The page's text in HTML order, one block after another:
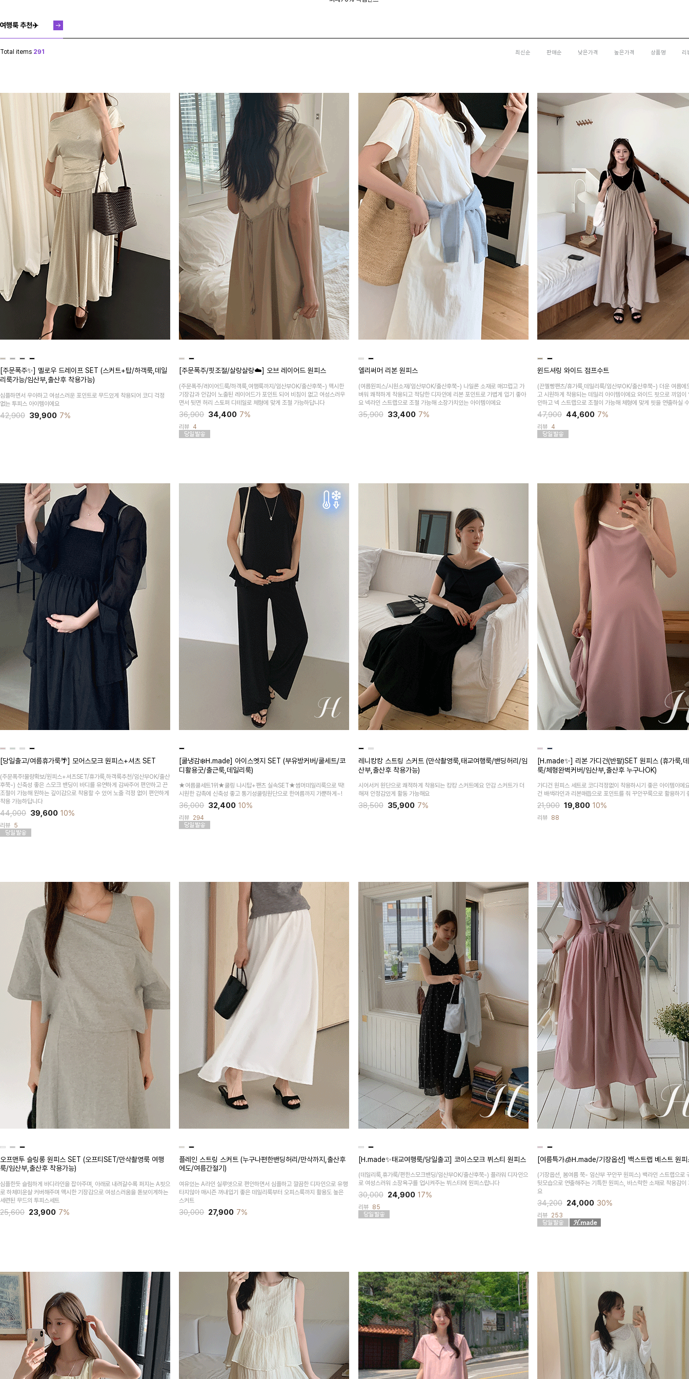
여행룩 추천✈️
Total items 291 최신순 판매순 낮은가격 높은가격 상품명 리
[주문폭주✨] 멜로우 드레이프 SET (스커트+탑/하객룩,데일
리룩가능/임산부,출산후 착용가능)
심플하면서 우아하고 여성스러운 포인트로 무드있게 착용되어 코디 걱정
없는 투피스 아이템이에요
42,900 39,900 7%
[주문폭주/핏조절/살랑살랑☁️] 오브 레이어드 원피스
(주문폭주/레이어드룩/하객룩,여행룩까지/임산부OK/출산후쭉-) 맥시한
기장감과 안감이 노출된 레이어드가 포인트 되어 비침이 없고 여성스러우
면서 뒷면 허리 스토퍼 디테일로 체형에 맞게 조절 가능하답니다
36,900 34,400 7%
리뷰 4
엘리써머 리본 원피스
(여름원피스/시원소재/임산부OK/출산후쭉-) 나일론 소재로 매끄럽고 가
벼워 쾌적하게 착용되고 적당한 디자인에 리본 포인트로 가볍게 입기 좋아
요 넥라인 스트랩으로 조절 가능해 소장가치있는 아이템이에요
35,900 33,400 7%
윈드셔링 와이드 점프수트
(끈멜빵팬츠/휴가룩,데일리룩/임산부OK/출산후쭉-) 더운 여름에
고 시원하게 착용되는 데일리 아이템이에요 와이드 핏으로 끼임이
안하고 넥 스트랩으로 조절이 가능해 체형에 맞게 핏을 연출하실
47,900 44,600 7%
리뷰 4
[당일출고/여름휴가룩🌴] 모어스모크 원피스+셔츠 SET
(주문폭주!물량확보/원피스+셔츠SET/휴가룩,하객룩추천/임산부OK/출산
후쭉-) 신축성 좋은 스모크 밴딩이 바디를 유연하게 감싸주어 편안하고 끈
조절이 가능해 원하는 깊이감으로 착용할 수 있어 노출 걱정 없이 편안하게
착용 가능하답니다
44,000 39,600 10%
리뷰 5
[쿨냉감❄️H.made] 아이스엣지 SET (부유방커버/쿨세트/코
디활용굿/출근룩,데일리룩)
★여름쿨세트1위★쿨링 나시탑+팬츠 실속SET★썸머데일리룩으로 딱!
시원한 감촉에 신축성 좋고 통기성쿨링원단으로 한여름까지 가뿐하게~!
36,000 32,400 10%
리뷰 294
레니캉캉 스트링 스커트 (만삭촬영룩,태교여행룩/밴딩허리/임
산부,출산후 착용가능)
시어서커 원단으로 쾌적하게 착용되는 캉캉 스커트예요 안감 스커트가 더
해져 안정감있게 활동 가능해요
38,500 35,900 7%
[H.made✨] 리본 가디건(반팔)SET 원피스 (휴가룩,
룩/체형완벽커버/임산부,출산후 누구나OK)
가디건 원피스 세트로 코디걱정없이 착용하시기 좋은 아이템이에
건 배색라인과 리본매듭으로 포인트를 줘 꾸안꾸룩으로 활용하기
21,900 19,800 10%
리뷰 88
오프맨투 슬링롱 원피스 SET (오프티SET/만삭촬영룩 여행
룩/임산부,출산후 착용가능)
심플한듯 슬림하게 바디라인을 잡아주며, 아래로 내려갈수록 퍼지는 A핏으
로 하체미운살 커버해주며 맥시한 기장감으로 여성스러움을 돋보이게하는
세련된 무드의 투피스세트
25,600 23,900 7%
플레인 스트링 스커트 (누구나편한밴딩허리/만삭까지,출산후
에도/여름간절기)
여유있는 A라인 실루엣으로 편안하면서 심플하고 깔끔한 디자인으로 유행
타지않아 매시즌 꺼내입기 좋은 데일리룩부터 오피스룩까지 활용도 높은
스커트
30,000 27,900 7%
[H.made✨태교여행룩/당일출고] 코이스모크 뷔스티 원피스
(데일리룩,휴가룩/편한스모크밴딩/임산부OK/출산후쭉-) 플라워 디자인으
로 여성스러워 소장욕구를 업시켜주는 뷔스티에 원피스랍니다
30,000 24,900 17%
리뷰 85
[여름특가🧊H.made/기장옵션] 백스트랩 베스트 원피
(기장옵션, 봄여름 쭉- 임산부 꾸안꾸 원피스) 백라인 스트랩으로
뒷모습으로 연출해주는 기특한 원피스, 바스락한 소재로 착용감이
요
34,200 24,000 30%
리뷰 253